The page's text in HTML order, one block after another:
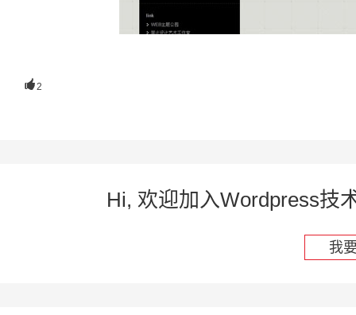
2
Hi, 欢迎加入Wordpress技
我